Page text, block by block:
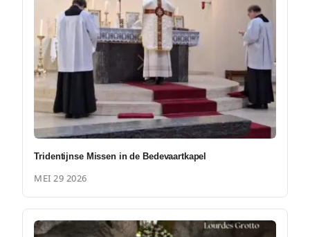
Tridentijnse Missen in de Bedevaartkapel
MEI 29 2026